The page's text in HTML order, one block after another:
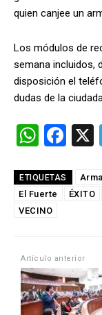
quien canjee un
Los módulos de
semana incluidos,
disposición el
dudas de la
W
at
s
p
F
ce
b
k
ETIQUETAS
El Fuerte
ÉXITO
VECINO
Artículo anterior